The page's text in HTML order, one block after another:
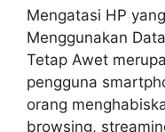
Mengatasi HP
Menggunakan
Tetap Awet
pengguna
orang
browsing,